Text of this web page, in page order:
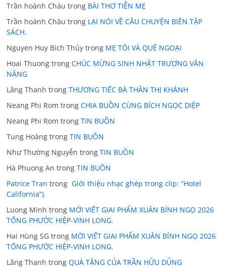
Trần hoành Cháu trong BÀI THƠ TIỄN MẸ
Trần hoành Châu trong LẠI NÓI VỀ CÂU CHUYỆN BIÊN TẬP
SÁCH.
Nguyen Huy Bích Thủy trong MẸ TÔI VÀ QUÊ NGOẠI
Hoai Thuong trongCHÚC MỪNG SINH NHẬT TRƯƠNG VĂN
NĂNG
Lãng Thanh trongTHƯƠNG TIẾC BÀ THÂN THỊ KHÁNH
Neang Phi Rom trongCHIA BUỒN CÙNG BÍCH NGỌC DIỆP
Neang Phi Rom trongTIN BUỒN
Tung Hoàng trongTIN BUỒN
Như Thường Nguyễn trongTIN BUỒN
Hà Phuong An trongTIN BUỒN
Patrice Tran trong Giới thiệu nhạc ghép trong clip: “Hotel
California”).
Luong Minh trong MỜI VIẾT GIAI PHẨM XUÂN BÍNH NGỌ 2026
TỐNG PHƯỚC HIỆP-VINH LONG.
Hai Hùng SG trong MỜI VIẾT GIAI PHẨM XUÂN BÍNH NGỌ 2026
TỐNG PHƯỚC HIỆP-VINH LONG.
Lãng Thanh trongQUÀ TẶNG CỦA TRẦN HỮU DŨNG